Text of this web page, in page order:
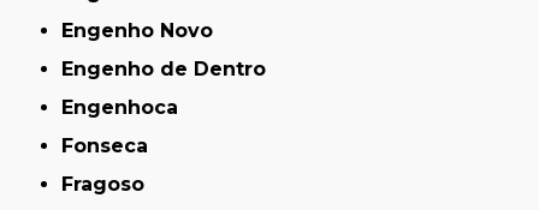
Engenho Novo
Engenho de Dentro
Engenhoca
Fonseca
Fragoso